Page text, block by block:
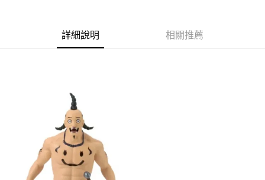
【繳款方式說明】
1.分期款項不併入電信帳單，「大哥付你分期」於每月結算日後寄送繳費提
1.本服務係由「台灣大哥大股份有限公司」（以下簡稱本公司）所提供，讓
用戶於交易時，得透過本服務購買商品或服務，並由商店將買賣／分期付款
買賣價金債權讓與本公司後，依約使用本公司帳單繳交帳款。
2.基於同意付款使用「大哥付你分期」之契約關係目的，商店將以您的個人
資料（包含姓名、電話或地址）提供予台灣大哥大進項蒐集、處理及利用，
由本公司與您本人進行分期帳單所需資料之確認、核對及更正。
3.完整用戶服務條款，請詳閱以下連結：
預購-付款後全家取貨(舊)
每筆NT$90，滿NT$3,000(含以上)免運費
預購-付款後7-11取貨(舊)
每筆NT$90，滿NT$3,000(含以上)免運費
預購-宅配(舊)
每筆NT$120，滿NT$3,000(含以上)免運費
詳細說明 相關推薦